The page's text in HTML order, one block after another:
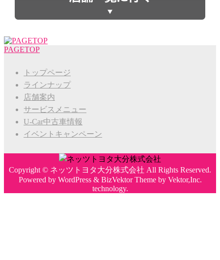
PAGETOP
トップページ
ラインナップ
店舗案内
サービスメニュー
U-Car中古車情報
イベントキャンペーン
Copyright © ネッツトヨタ大分株式会社 All Rights Reserved.
Powered by WordPress& BizVektor Themeby Vektor,Inc.
technology.